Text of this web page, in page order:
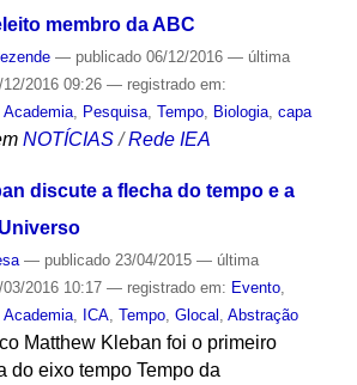
membro da ABC
— publicado06/12/2016 — última
2016 09:26 — registrado em:
Academia, Pesquisa, Tempo, Biologia, capa
NOTÍCIAS /Rede IEA
discute a flecha do tempo e a
— publicado23/04/2015 — última
2016 10:17 — registrado em: Evento,
Academia, ICA, Tempo, Glocal Abstração
Matthew Kleban foi o primeiro
do eixo tempo Tempo da